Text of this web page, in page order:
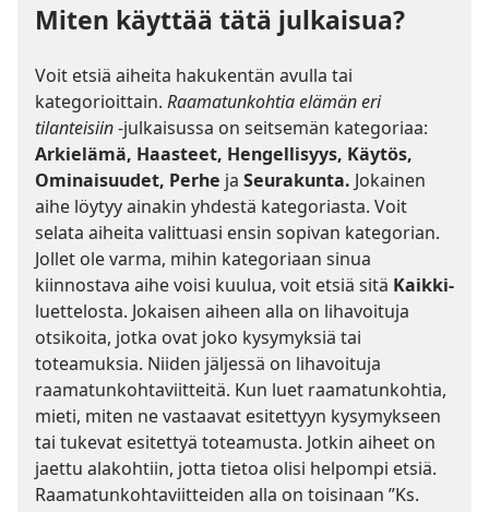
Miten käyttää tätä julkaisua?
Voit etsiä aiheita hakukentän avulla tai
kategorioittain. Raamatunkohtia elämän eri
tilanteisiin-julkaisussa on seitsemän kategoriaa:
Arkielämä, Haasteet, Hengellisyys, Käytös,
Ominaisuudet, Perhe ja Seurakunta. Jokainen
aihe löytyy ainakin yhdestä kategoriasta. Voit
selata aiheita valittuasi ensin sopivan kategorian.
Jollet ole varma, mihin kategoriaan sinua
kiinnostava aihe voisi kuulua, voit etsiä sitä Kaikki-
luettelosta. Jokaisen aiheen alla on lihavoituja
otsikoita, jotka ovat joko kysymyksiä tai
toteamuksia. Niiden jäljessä on lihavoituja
raamatunkohtaviitteitä. Kun luet raamatunkohtia,
mieti, miten ne vastaavat esitettyyn kysymykseen
tai tukevat esitettyä toteamusta. Jotkin aiheet on
jaettu alakohtiin, jotta tietoa olisi helpompi etsiä.
Raamatunkohtaviitteiden alla on toisinaan ”Ks.